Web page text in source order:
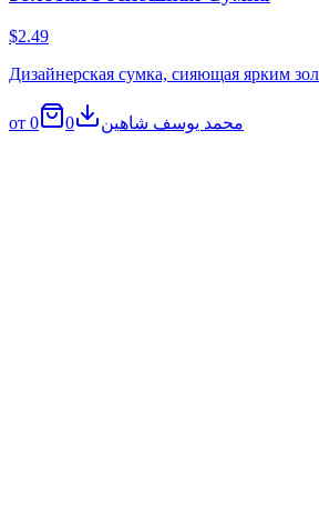
$2.49
Дизайнерская сумка, сияющая ярким
от محمد يوسف شاهين 0
0